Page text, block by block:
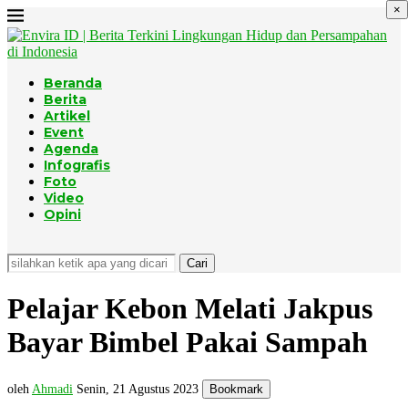
Beranda
Berita
Artikel
Event
Agenda
Infografis
Foto
Video
Opini
Cari
Pelajar Kebon Melati Jakpus
Bayar Bimbel Pakai Sampah
oleh Ahmadi Senin, 21 Agustus 2023 Bookmark
×